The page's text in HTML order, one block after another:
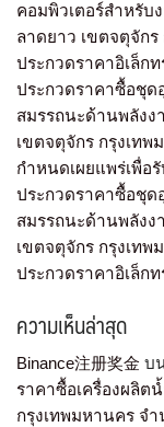
คอมพิวเตอร์สำหรับ
ลาดยาว เขตจตุจักร
ประกวดราคาอิเล็กท
ประกวดราคาซื้อชุด
สมรรถนะด้านพลังง
เขตจตุจักร กรุงเท
กำหนดเผยแพร่เพื่อ
ประกวดราคาซื้อชุด
สมรรถนะด้านพลังง
เขตจตุจักร กรุงเท
ประกวดราคาอิเล็กท
ความเห็นล่าสุด
Binance注册奖金 บ
ราคาซื้อเครื่องผลิต
กรุงเทพมหานคร จำ